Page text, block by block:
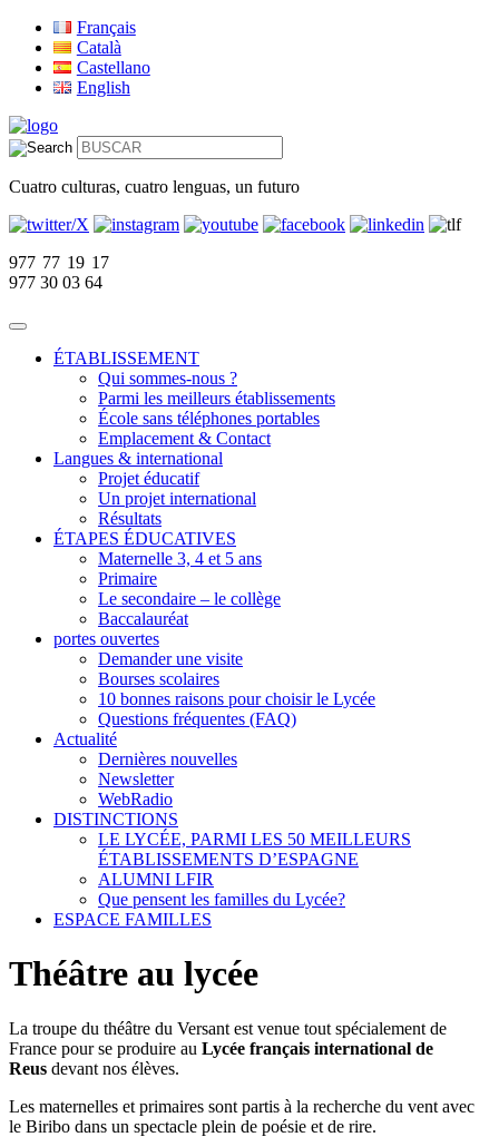
Français
Català
Castellano
English
Cuatro culturas, cuatro lenguas, un futuro
977 77 19 17
977 30 03 64
ÉTABLISSEMENT
Qui sommes-nous ?
Parmi les meilleurs établissements
École sans téléphones portables
Emplacement & Contact
Langues & international
Projet éducatif
Un projet international
Résultats
ÉTAPES ÉDUCATIVES
Maternelle 3, 4 et 5 ans
Primaire
Le secondaire – le collège
Baccalauréat
portes ouvertes
Demander une visite
Bourses scolaires
10 bonnes raisons pour choisir le Lycée
Questions fréquentes (FAQ)
Actualité
Dernières nouvelles
Newsletter
WebRadio
DISTINCTIONS
LE LYCÉE, PARMI LES 50 MEILLEURS
ÉTABLISSEMENTS D’ESPAGNE
ALUMNI LFIR
Que pensent les familles du Lycée?
ESPACE FAMILLES
Théâtre au lycée
La troupe du théâtre du Versant est venue tout spécialement de
France pour se produire au Lycée français international de
Reus devant nos élèves.
Les maternelles et primaires sont partis à la recherche du vent avec
le Biribo dans un spectacle plein de poésie et de rire.